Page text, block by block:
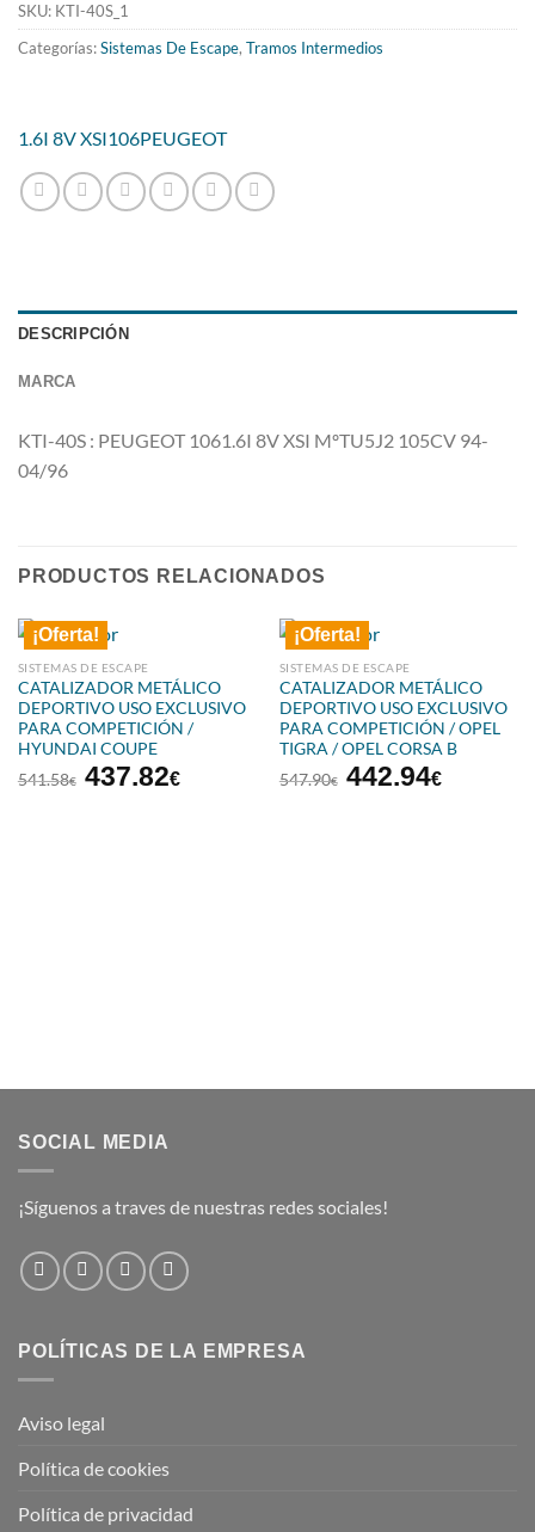
320.12€.258.79€.
SKU: KTI-40S_1
Categorías:Sistemas De Escape, Tramos Intermedios
1.6I 8V XSI106PEUGEOT
DESCRIPCIÓN
MARCA
KTI-40S : PEUGEOT 1061.6I 8V XSI MºTU5J2 105CV 94-
04/96
PRODUCTOS RELACIONADOS
¡Oferta!
SISTEMAS DE ESCAPE
CATALIZADOR METÁLICO
DEPORTIVO USO EXCLUSIVO
PARA COMPETICIÓN /
HYUNDAI COUPE
541.58€
El
437.82€El
¡Oferta!
SISTEMAS DE ESCAPE
CATALIZADOR METÁLICO
DEPORTIVO USO EXCLUSIVO
PARA COMPETICIÓN / OPEL
TIGRA / OPEL CORSA B
547.90€
El
442.94€El
SOCIAL MEDIA
¡Síguenos a traves de nuestras redes sociales!
POLÍTICAS DE LA EMPRESA
Aviso legal
Política de cookies
Política de privacidad